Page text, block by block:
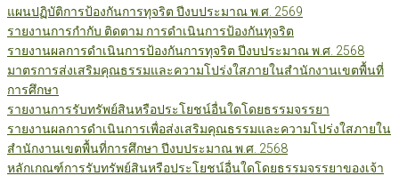
แผนปฏิบัติการป้องกันการทุจริต ปีงบประมาณ พ.ศ. 2569
รายงานการกำกับ ติดตาม การดำเนินการป้องกันทุจริต
รายงานผลการดำเนินการป้องกันการทุจริต ปีงบประมาณ พ.ศ. 2568
มาตรการส่งเสริมคุณธรรมและความโปร่งใสภายในสำนักงานเขตพื้นที่
การศึกษา
รายงานการรับทรัพย์สินหรือประโยชน์อื่นใดโดยธรรมจรรยา
รายงานผลการดำเนินการเพื่อส่งเสริมคุณธรรมและความโปร่งใสภายใน
สำนักงานเขตพื้นที่การศึกษา ปีงบประมาณ พ.ศ. 2568
หลักเกณฑ์การรับทรัพย์สินหรือประโยชน์อื่นใดโดยธรรมจรรยาของเจ้า